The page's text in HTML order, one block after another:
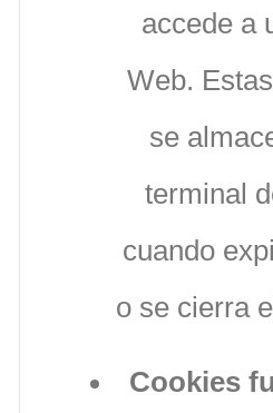
accede a
Web.
se
terminal
cuando
o se cierra
Cookies